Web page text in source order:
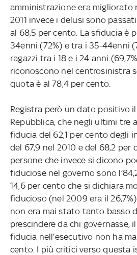
amministrazione era migliorato
2011 invece i delusi sono
al 68,5 per cento. La sfiducia è
34enni (72%) e tra i 35-44enni
ragazzi tra i 18 e i 24 anni
riconoscono nel centrosinistra
quota è al 78,4 per cento.
Registra però un dato positivo
Repubblica, che negli ultimi tre
fiducia del 62,1 per cento degli
del 67,9 nel 2010 e del 68,2 per
persone che invece si dicono
fiduciose nel governo sono
14,6 per cento che si dichiara
fiducioso (nel 2009 era il
non era mai stato tanto basso
prescindere da chi governasse,
fiducia nell’esecutivo non ha
cento. I più critici verso questa